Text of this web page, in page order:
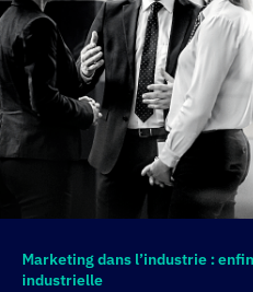
Marketing dans l’industrie :
industrielle